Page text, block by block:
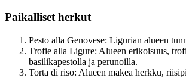
Paikalliset herkut
Pesto alla Genovese: Ligurian alueen
Trofie alla Ligure: Alueen erikoisuus,
basilikapestolla ja perunoilla.
Torta di riso: Alueen makea herkku,